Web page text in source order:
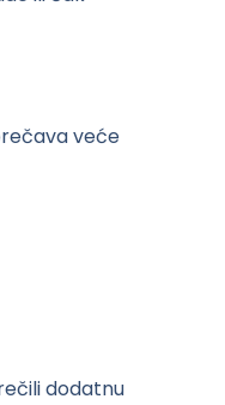
veće
dodatnu